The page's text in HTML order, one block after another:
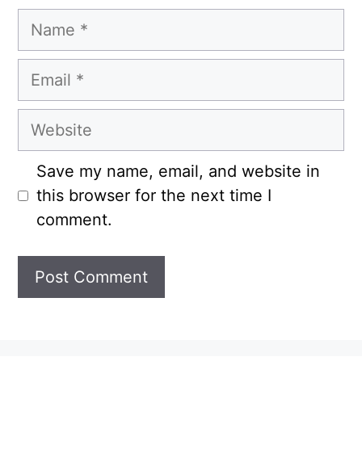
Name
Email
Website
Save my name, email, and website in
this browser for the next time I
comment.